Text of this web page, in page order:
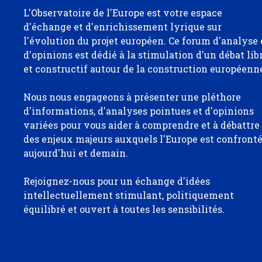
L'Observatoire de l'Europe est votre espace
d'échange et d'enrichissement lyrique sur
l'évolution du projet européen. Ce forum d'analyse
d'opinions est dédié à la stimulation d'un débat
et constructif autour de la construction
Nous nous engageons à présenter une pléthore
d'informations, d'analyses pointues et d'opinions
variées pour vous aider à comprendre et à débattre
des enjeux majeurs auxquels l'Europe est
aujourd'hui et demain.
Rejoignez-nous pour un échange d'idées
intellectuellement stimulant, politiquement
équilibré et ouvert à toutes les sensibilités.